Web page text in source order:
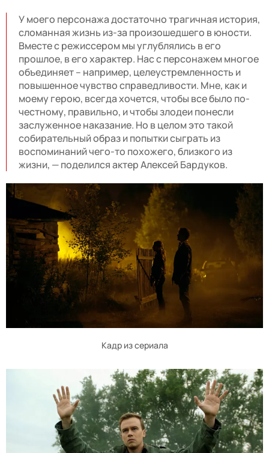
У моего персонажа достаточно трагичная история,
сломанная жизнь из-за произошедшего в юности.
Вместе с режиссером мы углублялись в его
прошлое, в его характер. Нас с персонажем многое
объединяет – например, целеустремленность и
повышенное чувство справедливости. Мне, как и
моему герою, всегда хочется, чтобы все было по-
честному, правильно, и чтобы злодеи понесли
заслуженное наказание. Но в целом это такой
собирательный образ и попытки сыграть из
воспоминаний чего-то похожего, близкого из
жизни, — поделился актер Алексей Бардуков.
Кадр из сериала